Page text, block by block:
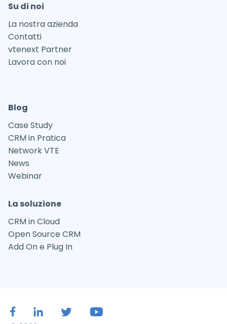
Su di noi
La nostra azienda
Contatti
vtenext Partner
Lavora con noi
Blog
Case Study
CRM in Pratica
Network VTE
News
Webinar
La soluzione
CRM in Cloud
Open Source CRM
Add On e Plug In